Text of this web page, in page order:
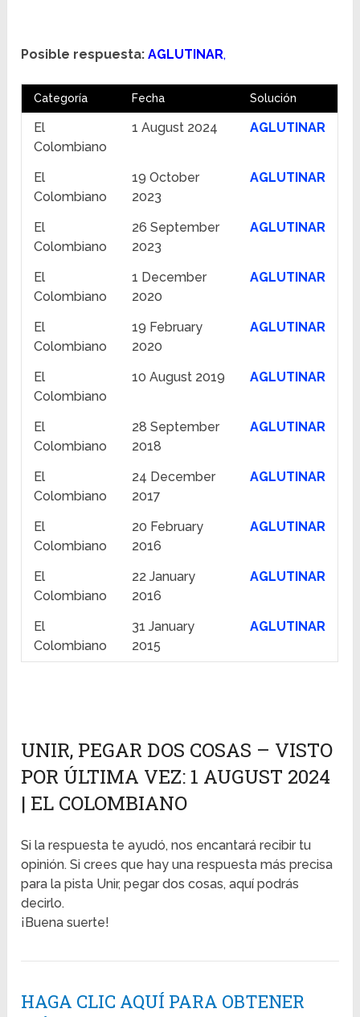
Posible respuesta: AGLUTINAR,
Categoría Fecha Solución
El
Colombiano
1 August 2024 AGLUTINAR
El
Colombiano
19 October
2023
AGLUTINAR
El
Colombiano
26 September
2023
AGLUTINAR
El
Colombiano
1 December
2020
AGLUTINAR
El
Colombiano
19 February
2020
AGLUTINAR
El
Colombiano
10 August 2019 AGLUTINAR
El
Colombiano
28 September
2018
AGLUTINAR
El
Colombiano
24 December
2017
AGLUTINAR
El
Colombiano
20 February
2016
AGLUTINAR
El
Colombiano
22 January
2016
AGLUTINAR
El
Colombiano
31 January
2015
AGLUTINAR
UNIR, PEGAR DOS COSAS – VISTO
POR ÚLTIMA VEZ: 1 AUGUST 2024
| EL COLOMBIANO
Si la respuesta te ayudó, nos encantará recibir tu
opinión. Si crees que hay una respuesta más precisa
para la pista Unir, pegar dos cosas, aquí podrás
decirlo.
¡Buena suerte!
HAGA CLIC AQUÍ PARA OBTENER